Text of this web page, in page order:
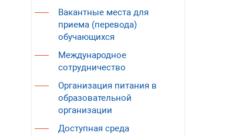
Вакантные места для
приема (перевода)
обучающихся
Международное
сотрудничество
Организация питания в
образовательной
организации
Доступная среда